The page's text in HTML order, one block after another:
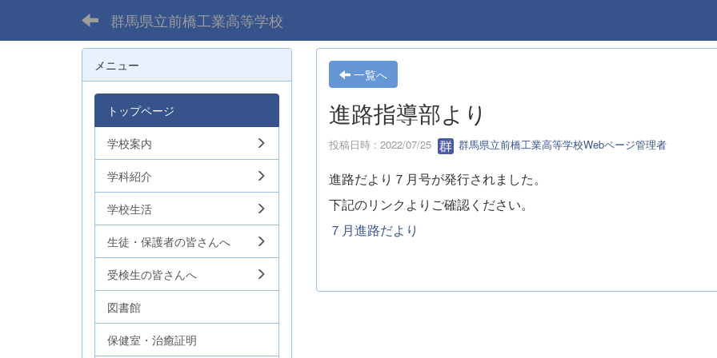
群馬県立前橋工業高等学校
一覧へ
進路指導部より
投稿日時 : 2022/07/25 群馬県立前橋工業高等学校Webページ管理者
進路だより７月号が発行されました。
下記のリンクよりご確認ください。
７月進路だより
メニュー
トップページ
学校案内
学科紹介
学校生活
生徒・保護者の皆さんへ
受検生の皆さんへ
図書館
保健室・治癒証明